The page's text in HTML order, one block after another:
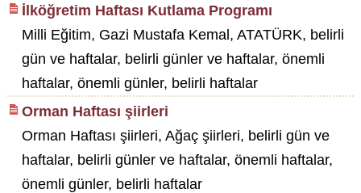
İlköğretim Haftası Kutlama Programı
Milli Eğitim, Gazi Mustafa Kemal, ATATÜRK, belirli
gün ve haftalar, belirli günler ve haftalar, önemli
haftalar, önemli günler, belirli haftalar
Orman Haftası şiirleri
Orman Haftası şiirleri, Ağaç şiirleri, belirli gün ve
haftalar, belirli günler ve haftalar, önemli haftalar,
önemli günler, belirli haftalar